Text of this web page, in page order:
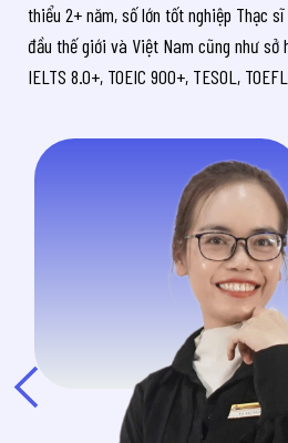
thiểu 2+ năm, số lớn tốt nghiệp Thạc
đầu thế giới và Việt Nam cũng như sở
IELTS 8.0+, TOEIC 900+, TESOL,